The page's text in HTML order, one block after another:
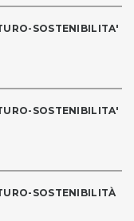
SOSTENIBILITA'
SOSTENIBILITA'
SOSTENIBILITÀ